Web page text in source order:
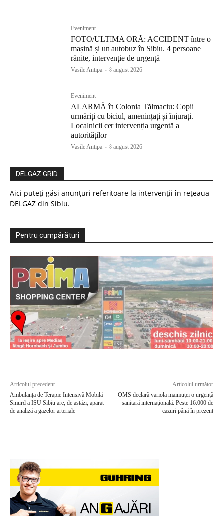
Eveniment
FOTO/ULTIMA ORĂ: ACCIDENT între o
mașină și un autobuz în Sibiu. 4 persoane
rănite, intervenție de urgență
Vasile Antipa - 8 august 2026
Eveniment
ALARMĂ în Colonia Tălmaciu: Copii
urmăriți cu biciul, amenințați și înjurați.
Localnicii cer intervenția urgentă a
autorităților
Vasile Antipa - 8 august 2026
DELGAZ GRID
Aici puteți găsi anunțuri referitoare la intervenții în rețeaua
DELGAZ din Sibiu.
Pentru cumpărături
Articolul precedent
Ambulanța de Terapie Intensivă Mobilă
Smurd a ISU Sibiu are, de astăzi, aparat
de analiză a gazelor arteriale
Articolul următor
OMS declară variola maimuței o urgență
sanitară internațională. Peste 16.000 de
cazuri până în prezent